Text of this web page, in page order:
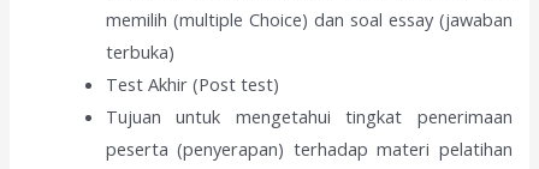
memilih (multiple Choice) dan soal essay (jawaban
terbuka)
Test Akhir (Post test)
Tujuan untuk mengetahui tingkat penerimaan
peserta (penyerapan) terhadap materi pelatihan